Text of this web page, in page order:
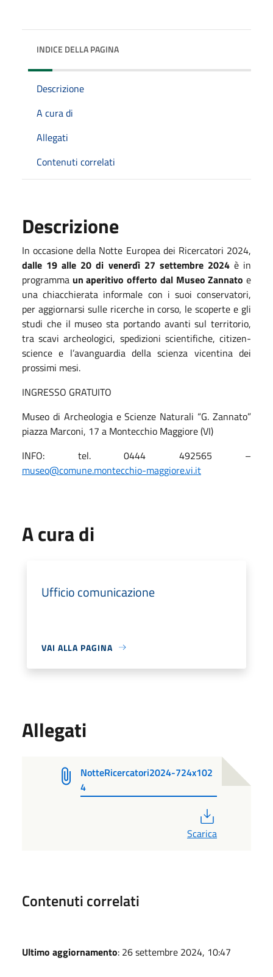
INDICE DELLA PAGINA
Descrizione
A cura di
Allegati
Contenuti correlati
Descrizione
In occasione della Notte Europea dei Ricercatori 2024,
dalle 19 alle 20 di venerdì 27 settembre 2024è in
programma un aperitivo offerto dal Museo Zannato e
una chiacchierata informale con i suoi conservatori,
per aggiornarsi sulle ricerche in corso, le scoperte e gli
studi che il museo sta portando avanti sul territorio,
tra scavi archeologici, spedizioni scientifiche, citizen-
science e l’avanguardia della scienza vicentina dei
prossimi mesi.
INGRESSO GRATUITO
Museo di Archeologia e Scienze Naturali “G. Zannato”
piazza Marconi, 17 a Montecchio Maggiore (VI)
INFO: tel. 0444 492565 –
museo@comune.montecchio-maggiore.vi.it
A cura di
Ufficio comunicazione
VAI ALLA PAGINA
Allegati
NotteRicercatori2024-724x102
4
Scarica
Contenuti correlati
Ultimo aggiornamento: 26 settembre 2024, 10:47